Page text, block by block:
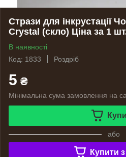
Стрази для інкрустації
Crystal (скло) Ціна за 1
В наявності
Код: 1833
Роздріб
5 ₴
Мінімальна сума замовлення на
або
Купити з